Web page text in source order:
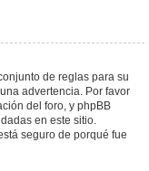
de reglas para su
advertencia. Por favor
del foro, y phpBB
en este sitio.
seguro de porqué fue